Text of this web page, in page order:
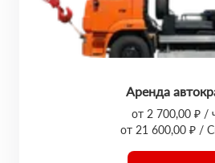
Аренда
от 2 700,00 ₽ /
от 21 600,00 ₽ /